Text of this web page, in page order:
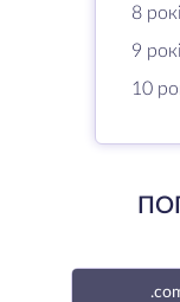
8
9
10